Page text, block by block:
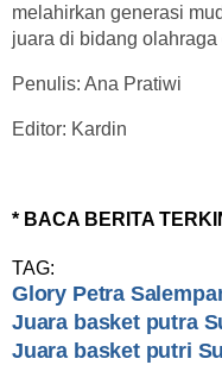
melahirkan generasi
juara di bidang
Penulis: Ana Pratiwi
Editor: Kardin
* BACA BERITA
TAG:
Glory Petra
Juara basket putra
Juara basket putri